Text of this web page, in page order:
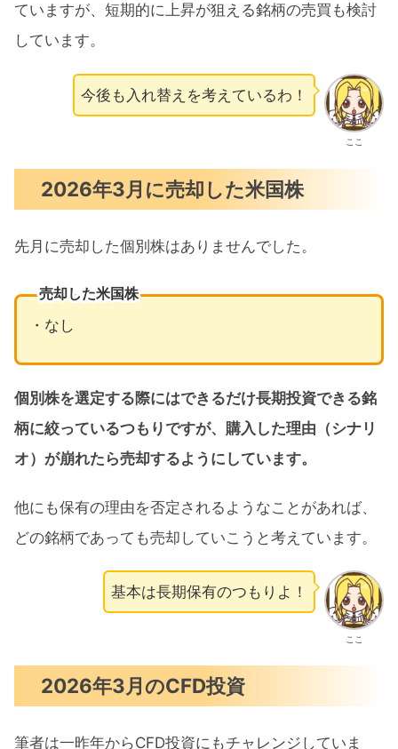
ていますが、短期的に上昇が狙える銘柄の売買も検討
しています。
ここ
今後も入れ替えを考えているわ！
2026年3月に売却した米国株
先月に売却した個別株はありませんでした。
売却した米国株
・なし
個別株を選定する際にはできるだけ長期投資できる銘
柄に絞っているつもりですが、購入した理由（シナリ
オ）が崩れたら売却するようにしています。
他にも保有の理由を否定されるようなことがあれば、
どの銘柄であっても売却していこうと考えています。
ここ
基本は長期保有のつもりよ！
2026年3月のCFD投資
筆者は一昨年からCFD投資にもチャレンジしていま